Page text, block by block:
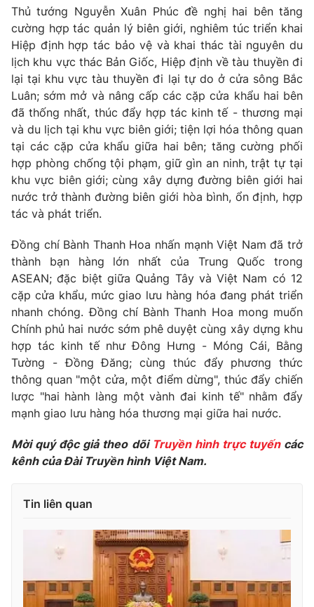
Hậu trường
Nhân vật
Khán giả
Giải sao mai
Điện ảnh
Âm nhạc
Sao
Đời sống
Du lịch
Làm đẹp
Chất lượng cuộc sống
Giáo dục
Tuyển sinh
Học trực tuyến
Công nghệ
Hitech Công nghệ tương lai
Sản phẩm
Thị trường
Giao lưu trực tuyến
Lịch phát sóng
Chuyên mục khác
Emagazine Podcast
Photo Infographic
Video Shorts video
VTV Money VTV Thể thao
VTV Sức khoẻ Bất động sản
VTV8
Liên hệ tòa soạn English
Thủ tướng Nguyễn Xuân Phúc đề nghị hai bên tăng
cường hợp tác quản lý biên giới, nghiêm túc triển khai
Hiệp định hợp tác bảo vệ và khai thác tài nguyên du
lịch khu vực thác Bản Giốc, Hiệp định về tàu thuyền đi
lại tại khu vực tàu thuyền đi lại tự do ở cửa sông Bắc
Luân; sớm mở và nâng cấp các cặp cửa khẩu hai bên
đã thống nhất, thúc đẩy hợp tác kinh tế - thương mại
và du lịch tại khu vực biên giới; tiện lợi hóa thông quan
tại các cặp cửa khẩu giữa hai bên; tăng cường phối
hợp phòng chống tội phạm, giữ gìn an ninh, trật tự tại
khu vực biên giới; cùng xây dựng đường biên giới hai
nước trở thành đường biên giới hòa bình, ổn định, hợp
tác và phát triển.
Đồng chí Bành Thanh Hoa nhấn mạnh Việt Nam đã trở
thành bạn hàng lớn nhất của Trung Quốc trong
ASEAN; đặc biệt giữa Quảng Tây và Việt Nam có 12
cặp cửa khẩu, mức giao lưu hàng hóa đang phát triển
nhanh chóng. Đồng chí Bành Thanh Hoa mong muốn
Chính phủ hai nước sớm phê duyệt cùng xây dựng khu
hợp tác kinh tế như Đông Hưng - Móng Cái, Bằng
Tường - Đồng Đăng; cùng thúc đẩy phương thức
thông quan "một cửa, một điểm dừng", thúc đẩy chiến
lược "hai hành làng một vành đai kinh tế" nhằm đẩy
mạnh giao lưu hàng hóa thương mại giữa hai nước.
Mời quý độc giả theo dõi Truyền hình trực tuyếncác
kênh của Đài Truyền hình Việt Nam.
Tin liên quan